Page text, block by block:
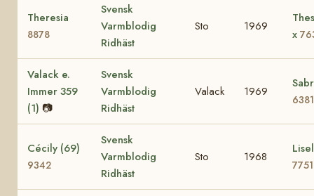
Theresia
8878
Svensk
Varmblodig
Ridhäst
Sto 1969
x
Valack e.
Immer 359
(1) 📷
Svensk
Varmblodig
Ridhäst
Valack 1969
6381
Cécily (69)
9342
Svensk
Varmblodig
Ridhäst
Sto 1968
7751